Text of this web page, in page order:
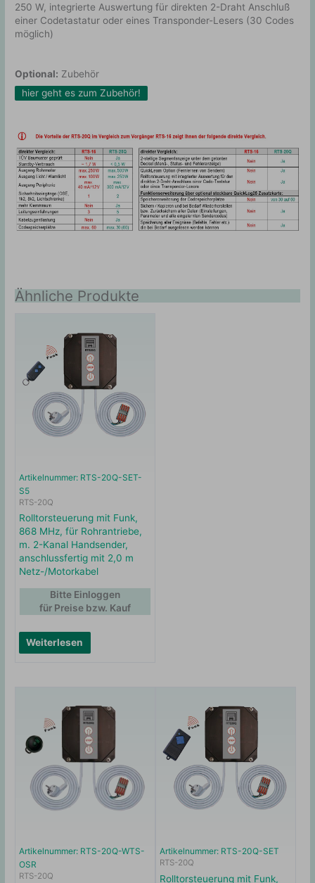
250 W, integrierte Auswertung für direkten 2-Draht Anschluß
einer Codetastatur oder eines Transponder-Lesers (30 Codes
möglich)
Optional: Zubehör
hier geht es zum Zubehör!
Ähnliche Produkte
Artikelnummer: RTS-20Q-SET-
S5
RTS-20Q
Rolltorsteuerung mit Funk,
868 MHz, für Rohrantriebe,
m. 2-Kanal Handsender,
anschlussfertig mit 2,0 m
Netz-/Motorkabel
Weiterlesen
Bitte Einloggen
für Preise bzw. Kauf
Artikelnummer: RTS-20Q-WTS-
OSR
RTS-20Q
Artikelnummer: RTS-20Q-SET
RTS-20Q
Rolltorsteuerung mit Funk,